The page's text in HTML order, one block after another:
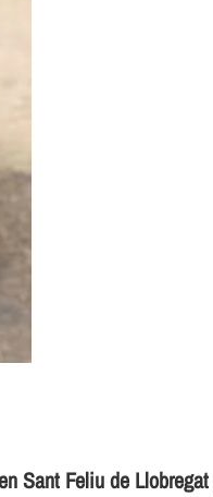
Sant Feliu de Llobregat